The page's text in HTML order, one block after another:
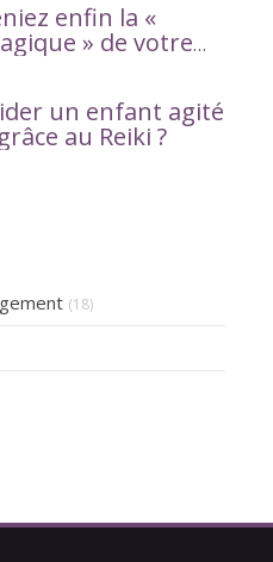
enfin la «
» de votre
un enfant agité
au Reiki ?
(18)